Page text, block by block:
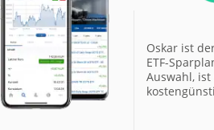
Oskar ist
ETF-
Auswahl,